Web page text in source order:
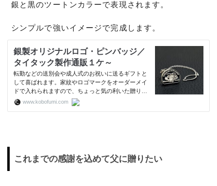
銀と黒のツートンカラーで表現されます。
シンプルで強いイメージで完成します。
銀製オリジナルロゴ・ピンバッジ／
タイタック製作通販１ケ～
転勤などの送別会や成人式のお祝いに送るギフトと
して喜ばれます。家紋やロゴマークをオーダーメイ
ドで入れられますので、ちょっと気の利いた贈り物
プレゼントに喜ばれております。３週間製作ですの
www.kobofumi.com
これまでの感謝を込めて父に贈りたい